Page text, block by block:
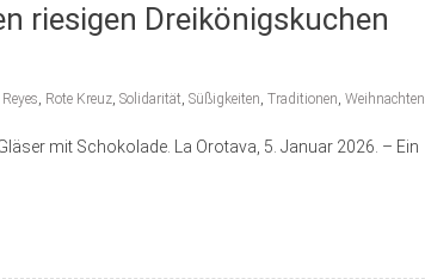
riesigen Dreikönigskuchen
, Rote Kreuz, Solidarität, Süßigkeiten, Traditionen, Weihnachten
mit Schokolade. La Orotava, 5. Januar 2026. – Ein